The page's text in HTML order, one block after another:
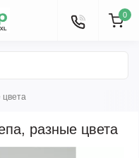
0
цвета
разные цвета